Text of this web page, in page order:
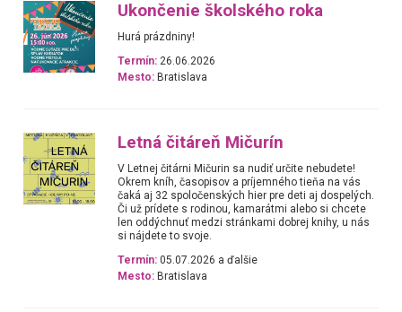
Ukončenie školského roka
Hurá prázdniny!
Termín: 26.06.2026
Mesto: Bratislava
Letná čitáreň Mičurín
V Letnej čitárni Mičurin sa nudiť určite nebudete!
Okrem kníh, časopisov a príjemného tieňa na vás
čaká aj 32 spoločenských hier pre deti aj dospelých.
Či už prídete s rodinou, kamarátmi alebo si chcete
len oddýchnuť medzi stránkami dobrej knihy, u nás
si nájdete to svoje.
Termín: 05.07.2026 a ďalšie
Mesto: Bratislava